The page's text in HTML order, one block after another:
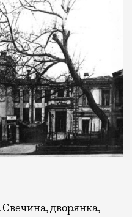
дворянка,